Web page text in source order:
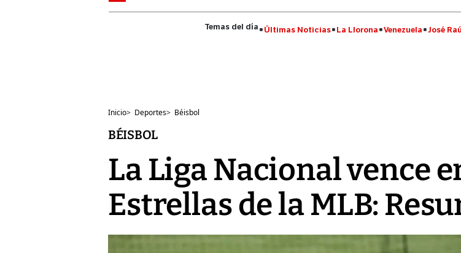
Últimas Noticias La Llorona Venezuela José
Inicio> Deportes> Béisbol
BÉISBOL
La Liga Nacional vence
Estrellas de la MLB: